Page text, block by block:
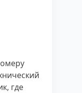
где